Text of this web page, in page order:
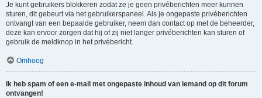
Je kunt gebruikers blokkeren zodat ze je geen privéberichten meer kunnen
sturen, dit gebeurt via het gebruikerspaneel. Als je ongepaste privéberichten
ontvangt van een bepaalde gebruiker, neem dan contact op met de beheerder,
deze kan ervoor zorgen dat hij of zij niet langer privéberichten kan sturen of
gebruik de meldknop in het privébericht.
Omhoog
Ik heb spam of een e-mail met ongepaste inhoud van iemand op dit forum
ontvangen!